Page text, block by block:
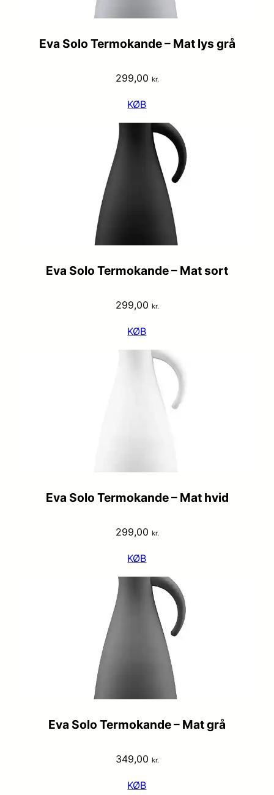
Eva Solo Termokande – Mat lys grå
299,00 kr.
KØB
Eva Solo Termokande – Mat sort
299,00 kr.
KØB
Eva Solo Termokande – Mat hvid
299,00 kr.
KØB
Eva Solo Termokande – Mat grå
349,00 kr.
KØB